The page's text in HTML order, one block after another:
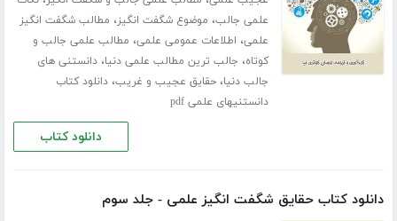
علمی جالب، موضوع شگفت انگیز، مطالب شگفت انگیز
علمی، اطلاعات عمومی علمی، مطالب علمی جالب و
کوتاه، جالب ترین مطالب علمی دنیا،دانستنی های
جالب دنیا،حقایق عجیب و غریب،دانلود کتاب
دانستنیهای علمی pdf
دانلود کتاب
دانلود کتاب حقایق شگفت انگیز علمی - جلد سوم